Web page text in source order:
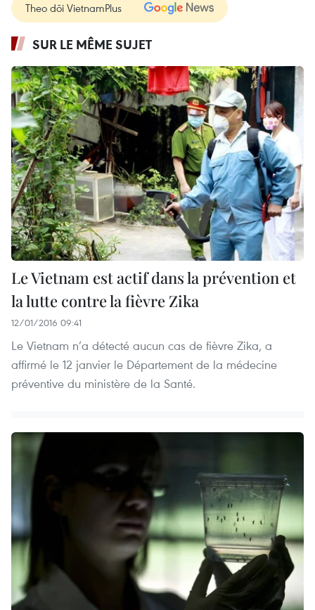
Theo dõi VietnamPlus
SUR LE MÊME SUJET
Le Vietnam est actif dans la prévention et
la lutte contre la fièvre Zika
12/01/2016 09:41
Le Vietnam n’a détecté aucun cas de fièvre Zika, a
affirmé le 12 janvier le Département de la médecine
préventive du ministère de la Santé.